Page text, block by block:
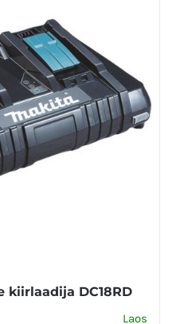
kiirlaadija DC18RD
Laos